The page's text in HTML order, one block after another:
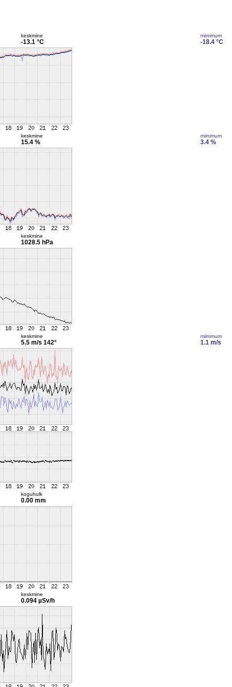
keskmine
-13.1 °C
miinimum
-18.4 °C
keskmine
15.4 %
miinimum
3.4 %
keskmine
1028.5 hPa
keskmine
5.5 m/s 142°
miinimum
1.1 m/s
koguhulk
0.00 mm
keskmine
0.094 µSv/h